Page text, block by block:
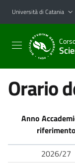
Vai al contenuto
Vai al menu di
Università di Catania
Orario
Anno
riferimento
2026/27